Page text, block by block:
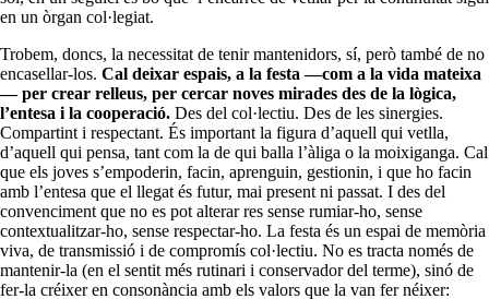
en un òrgan col·legiat.
Trobem, doncs, la necessitat de tenir mantenidors, sí, però també de no
encasellar-los. Cal deixar espais, a la festa —com a la vida mateixa
— per crear relleus, per cercar noves mirades des de la lògica,
l’entesa i la cooperació. Des del col·lectiu. Des de les sinergies.
Compartint i respectant. És important la figura d’aquell qui vetlla,
d’aquell qui pensa, tant com la de qui balla l’àliga o la moixiganga. Cal
que els joves s’empoderin, facin, aprenguin, gestionin, i que ho facin
amb l’entesa que el llegat és futur, mai present ni passat. I des del
convenciment que no es pot alterar res sense rumiar-ho, sense
contextualitzar-ho, sense respectar-ho. La festa és un espai de memòria
viva, de transmissió i de compromís col·lectiu. No es tracta només de
mantenir-la (en el sentit més rutinari i conservador del terme), sinó de
fer-la créixer en consonància amb els valors que la van fer néixer: